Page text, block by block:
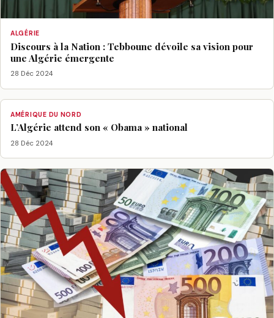
ALGÉRIE
Discours à la Nation : Tebboune dévoile sa vision pour
une Algérie émergente
28 Déc 2024
AMÉRIQUE DU NORD
L’Algérie attend son « Obama » national
28 Déc 2024